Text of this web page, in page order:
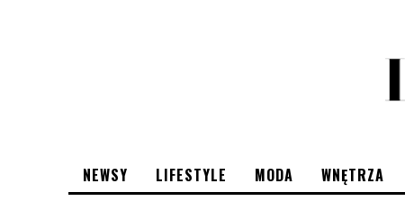
NEWSY LIFESTYLE MODA WNĘTRZA